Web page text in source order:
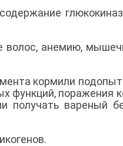
волос, анемию,
кормили
функций, поражения
получать вареный